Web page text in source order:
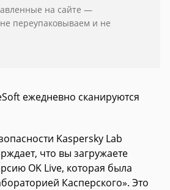
на сайте —
переупаковываем и не
ежедневно сканируются
Kaspersky Lab
что вы загружаете
OK Live, которая была
Касперского». Это